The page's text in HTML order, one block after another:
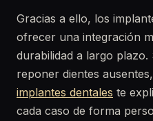
Gracias a ello, los
ofrecer una integración
durabilidad a largo plazo.
reponer dientes
implantes dentales te
cada caso de forma